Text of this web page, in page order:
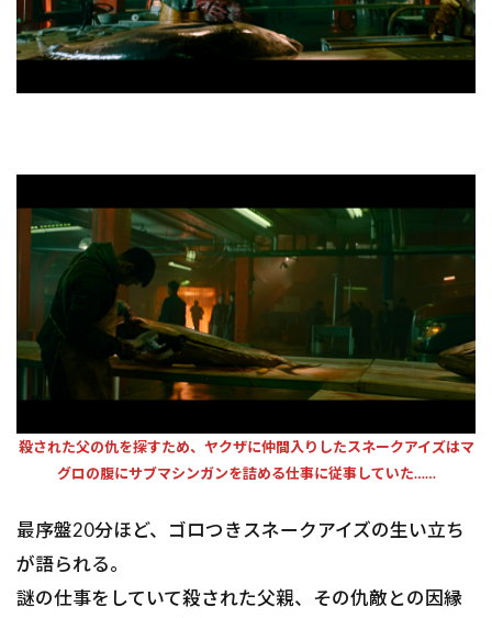
殺された父の仇を探すため、ヤクザに仲間入りしたスネークアイズはマ
グロの腹にサブマシンガンを詰める仕事に従事していた……
最序盤20分ほど、ゴロつきスネークアイズの生い立ち
が語られる。
謎の仕事をしていて殺された父親、その仇敵との因縁